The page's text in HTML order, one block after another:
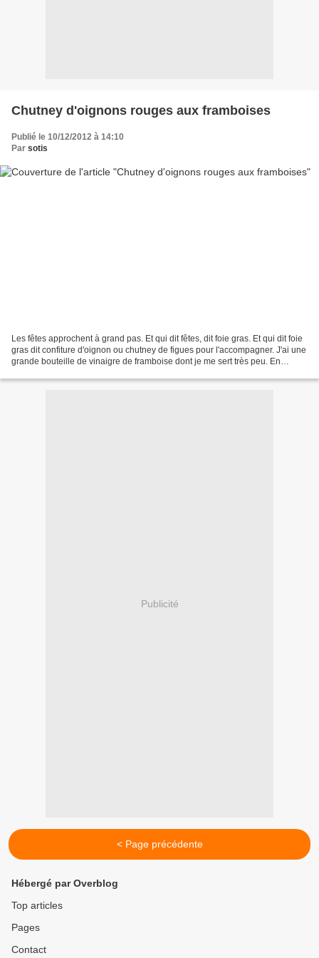
Chutney d'oignons rouges aux framboises
Publié le 10/12/2012 à 14:10
Par sotis
Les fêtes approchent à grand pas. Et qui dit fêtes, dit foie gras. Et qui dit foie
gras dit confiture d'oignon ou chutney de figues pour l'accompagner. J'ai une
grande bouteille de vinaigre de framboise dont je me sert très peu. En
Publicité
< Page précédente
Hébergé par Overblog
Top articles
Pages
Contact